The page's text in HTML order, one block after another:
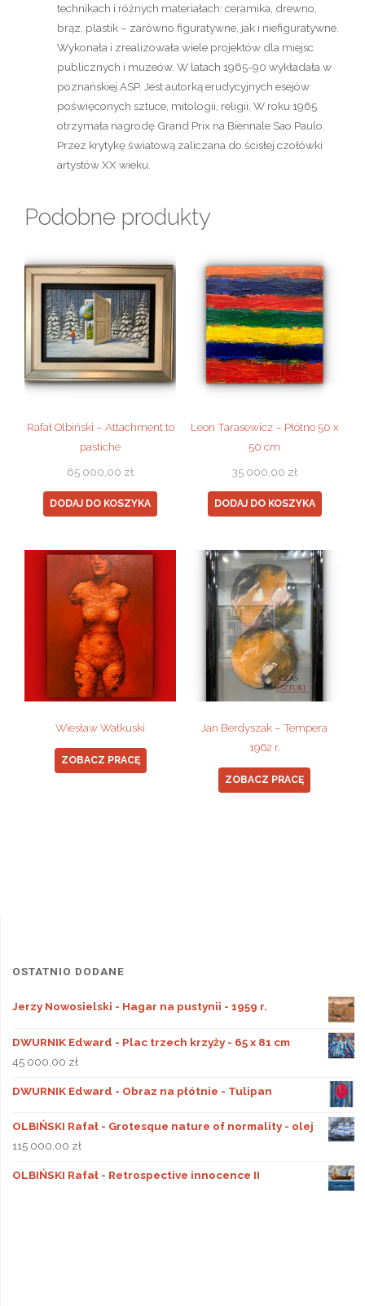
technikach i różnych materiałach: ceramika, drewno,
brąz, plastik – zarówno figuratywne, jak i niefiguratywne.
Wykonała i zrealizowała wiele projektów dla miejsc
publicznych i muzeów. W latach 1965-90 wykładała w
poznańskiej ASP. Jest autorką erudycyjnych esejów
poświęconych sztuce, mitologii, religii. W roku 1965
otrzymała nagrodę Grand Prix na Biennale Sao Paulo.
Przez krytykę światową zaliczana do ścisłej czołówki
artystów XX wieku.
Podobne produkty
Rafał Olbiński – Attachment to
pastiche
65 000,00 zł
DODAJ DO KOSZYKA
Leon Tarasewicz – Płótno 50 x
50 cm
35 000,00 zł
DODAJ DO KOSZYKA
Wiesław Wałkuski
ZOBACZ PRACĘ
Jan Berdyszak – Tempera
1962 r.
ZOBACZ PRACĘ
OSTATNIO DODANE
Jerzy Nowosielski - Hagar na pustynii - 1959 r.
DWURNIK Edward - Plac trzech krzyży - 65 x 81 cm
45 000,00 zł
DWURNIK Edward - Obraz na płótnie - Tulipan
OLBIŃSKI Rafał - Grotesque nature of normality - olej
115 000,00 zł
OLBIŃSKI Rafał - Retrospective innocence II